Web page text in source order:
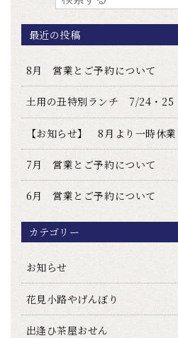
最近の投稿
8月 営業とご予約について
土用の丑特別ランチ 7/24・25
【お知らせ】 8月より一時休
7月 営業とご予約について
6月 営業とご予約について
カテゴリー
お知らせ
花見小路やげんぼり
出逢ひ茶屋おせん